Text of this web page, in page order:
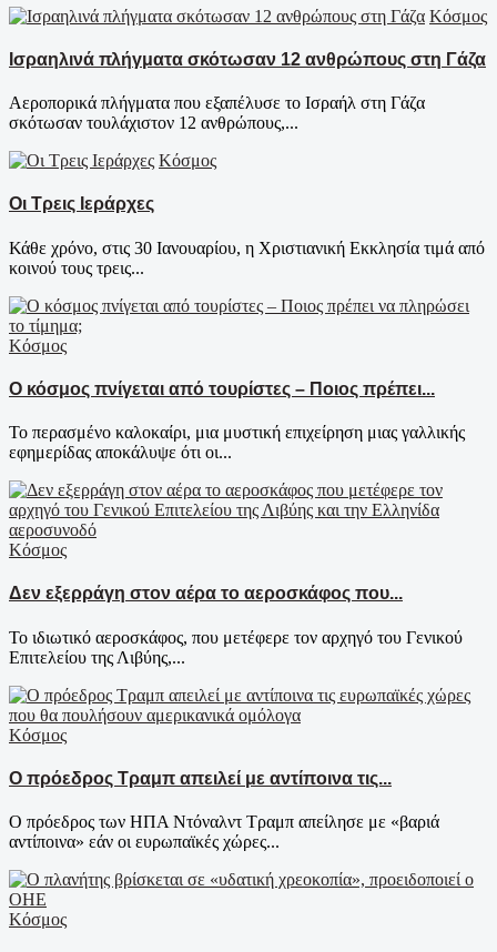
Κόσμος
Ισραηλινά πλήγματα σκότωσαν 12 ανθρώπους στη Γάζα
Αεροπορικά πλήγματα που εξαπέλυσε το Ισραήλ στη Γάζα
σκότωσαν τουλάχιστον 12 ανθρώπους,...
Κόσμος
Οι Τρεις Ιεράρχες
Κάθε χρόνο, στις 30 Ιανουαρίου, η Χριστιανική Εκκλησία τιμά από
κοινού τους τρεις...
Κόσμος
Ο κόσμος πνίγεται από τουρίστες – Ποιος πρέπει...
Το περασμένο καλοκαίρι, μια μυστική επιχείρηση μιας γαλλικής
εφημερίδας αποκάλυψε ότι οι...
Κόσμος
Δεν εξερράγη στον αέρα το αεροσκάφος που...
Το ιδιωτικό αεροσκάφος, που μετέφερε τον αρχηγό του Γενικού
Επιτελείου της Λιβύης,...
Κόσμος
Ο πρόεδρος Τραμπ απειλεί με αντίποινα τις...
Ο πρόεδρος των ΗΠΑ Ντόναλντ Τραμπ απείλησε με «βαριά
αντίποινα» εάν οι ευρωπαϊκές χώρες...
Κόσμος